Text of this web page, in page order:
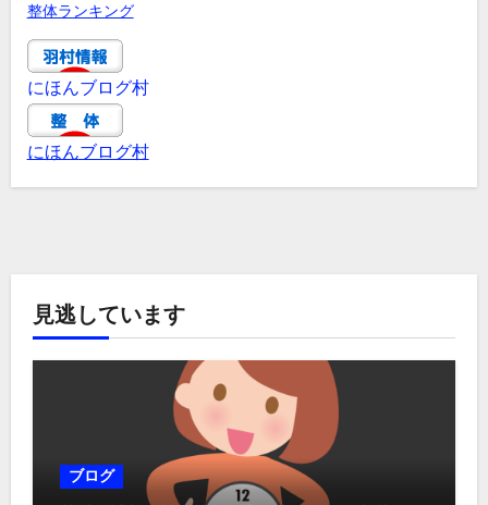
整体ランキング
にほんブログ村
にほんブログ村
見逃しています
ブログ